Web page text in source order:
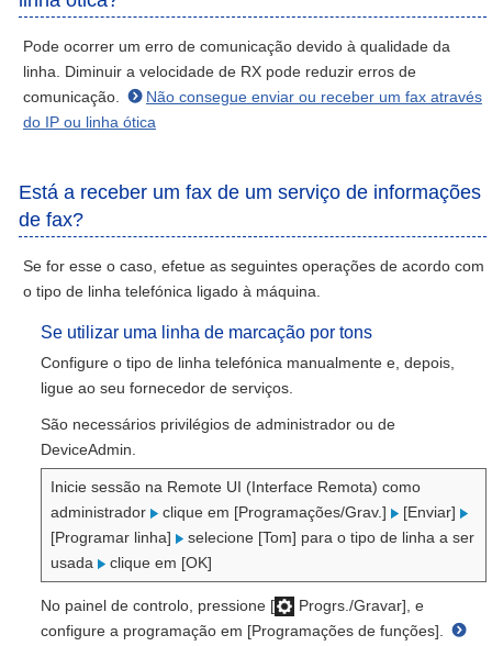
Pode ocorrer um erro de comunicação devido à qualidade da
linha. Diminuir a velocidade de RX pode reduzir erros de
comunicação.
Não consegue enviar ou receber um fax através
do IP ou linha ótica
Está a receber um fax de um serviço de informações
de fax?
Se for esse o caso, efetue as seguintes operações de acordo com
o tipo de linha telefónica ligado à máquina.
Se utilizar uma linha de marcação por tons
Configure o tipo de linha telefónica manualmente e, depois,
ligue ao seu fornecedor de serviços.
São necessários privilégios de administrador ou de
DeviceAdmin.
Inicie sessão na Remote UI (Interface Remota) como
administrador
clique em [Programações/Grav.]
[Enviar]
[Programar linha]
selecione [Tom] para o tipo de linha a ser
usada
clique em [OK]
No painel de controlo, pressione [
Progrs./Gravar], e
configure a programação em [Programações de funções].